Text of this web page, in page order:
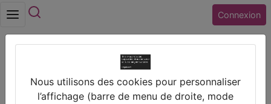
Connexion
Vidéos
Filtres
Nous utilisons des cookies pour personnaliser
l’affichage (barre de menu de droite, mode